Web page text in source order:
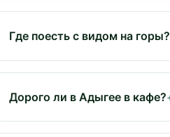
Где поесть с видом на горы?
Дорого ли в Адыгее в кафе?